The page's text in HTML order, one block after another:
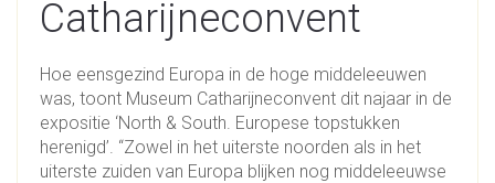
Catharijneconvent
Hoe eensgezind Europa in de hoge middeleeuwen
was, toont Museum Catharijneconvent dit najaar in de
expositie ‘North & South. Europese topstukken
herenigd’. “Zowel in het uiterste noorden als in het
uiterste zuiden van Europa blijken nog middeleeuwse